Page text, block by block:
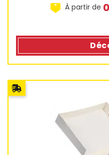
À partir de